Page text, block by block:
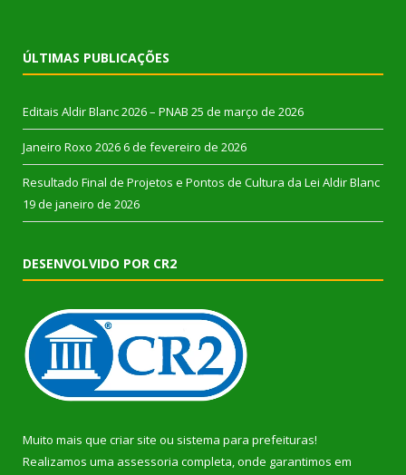
ÚLTIMAS PUBLICAÇÕES
Editais Aldir Blanc 2026 – PNAB 25 de março de 2026
Janeiro Roxo 2026 6 de fevereiro de 2026
Resultado Final de Projetos e Pontos de Cultura da Lei Aldir Blanc
19 de janeiro de 2026
DESENVOLVIDO POR CR2
Muito mais que criar site ou sistema para prefeituras!
Realizamos uma assessoria completa, onde garantimos em